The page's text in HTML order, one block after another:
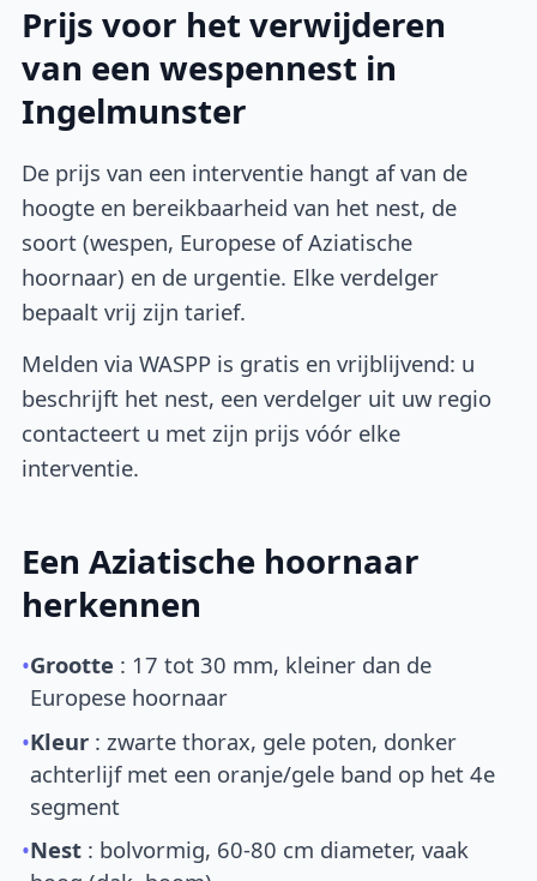
Prijs voor het verwijderen
van een wespennest in
Ingelmunster
De prijs van een interventie hangt af van de
hoogte en bereikbaarheid van het nest, de
soort (wespen, Europese of Aziatische
hoornaar) en de urgentie. Elke verdelger
bepaalt vrij zijn tarief.
Melden via WASPP is gratis en vrijblijvend: u
beschrijft het nest, een verdelger uit uw regio
contacteert u met zijn prijs vóór elke
interventie.
Een Aziatische hoornaar
herkennen
•Grootte : 17 tot 30 mm, kleiner dan de
Europese hoornaar
•Kleur : zwarte thorax, gele poten, donker
achterlijf met een oranje/gele band op het 4e
segment
•Nest : bolvormig, 60-80 cm diameter, vaak